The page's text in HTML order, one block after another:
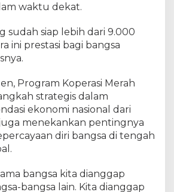
waktu dekat.
sudah siap lebih dari 9.000
ini prestasi bagi bangsa
Program Koperasi Merah
strategis dalam
ekonomi nasional dari
menekankan pentingnya
diri bangsa di tengah
bangsa kita dianggap
bangsa lain. Kita dianggap